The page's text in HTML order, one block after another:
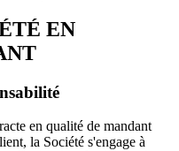
EN
en qualité de mandant
la Société s'engage à